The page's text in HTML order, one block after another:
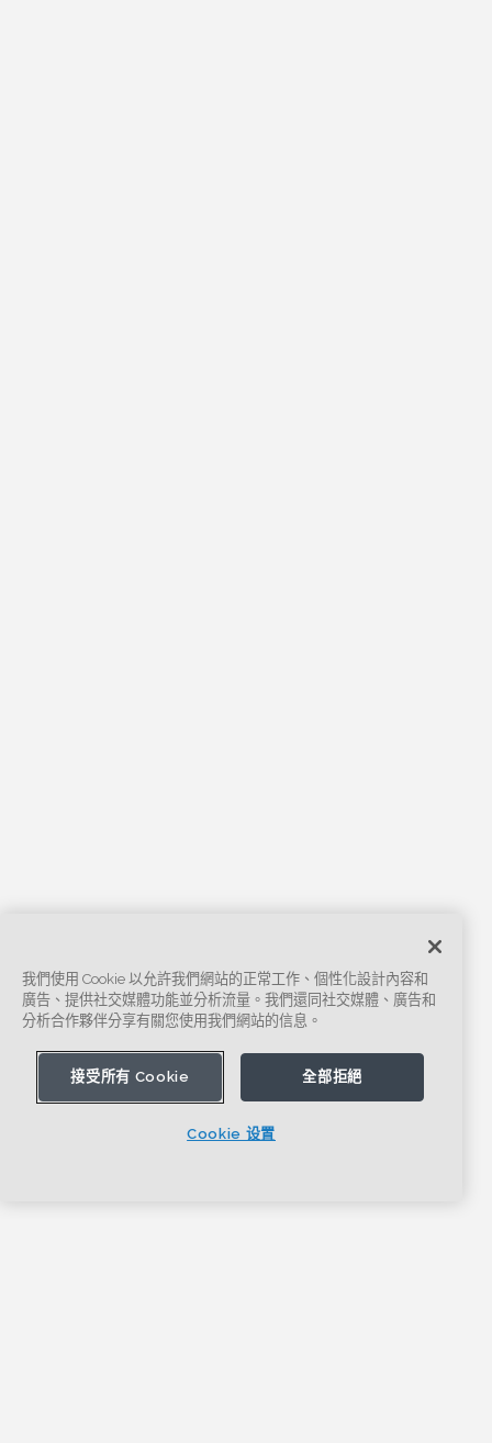
我們使用 Cookie 以允許我們網站的正常工作、個性化設計內容和
廣告、提供社交媒體功能並分析流量。我們還同社交媒體、廣告和
分析合作夥伴分享有關您使用我們網站的信息。
接受所有 Cookie 全部拒絕
Cookie 设置